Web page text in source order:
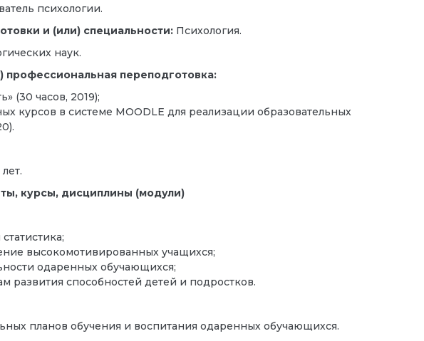
психологии.
и (или) специальности: Психология.
наук.
переподготовка:
(30 часов, 2019);
курсов в системе MOODLE для реализации образовательных
лет.
курсы, дисциплины (модули)
высокомотивированных учащихся;
одаренных обучающихся;
развития способностей детей и подростков.
планов обучения и воспитания одаренных обучающихся.